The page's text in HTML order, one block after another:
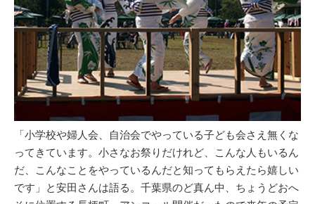
「小学校や婦人会、自治会でやっている子ども会さえ無くな
ってきています。小さなお祭りだけれど、こんな人もいるん
だ、こんなことをやっているんだと知ってもらえたら嬉しい
です」と安田さんは語る。千葉県のど真ん中、ちょうどおへ